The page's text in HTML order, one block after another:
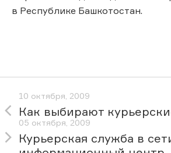
в Республике Башкотостан.
10 октября, 2009
Как выбирают
05 октября, 2009
Курьерская служба в